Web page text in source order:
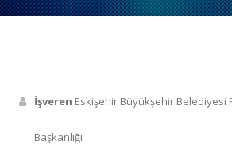
İşveren Eskişehir Büyükşehir Belediyesi
Başkanlığı